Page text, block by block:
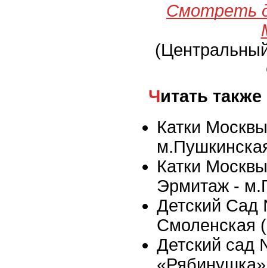
Смотреть
Читать также
Катки
Катки
Эрмитаж -
Детский
Смоленская
Детский сад